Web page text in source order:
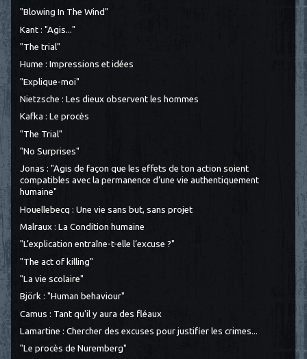
"Blowing In The Wind"
Kant : "Agis..."
"The trial"
Hume : Impressions et idées
"Explique-moi"
Nietzsche : Les dieux observent les hommes
Kafka : Le procès
"The Trial"
"No Surprises"
Jonas : "Agis de façon que les effets de ton action soient
compatibles avec la permanence d’une vie authentiquement
humaine"
Houellebecq : Une vie sans but, sans projet
Malraux : La Condition humaine
"L’explication entraîne-t-elle l’excuse ?"
"The act of killing"
"La vie scolaire"
Björk : "Human behaviour"
Camus : Tant qu'il y aura des fléaux
Lamartine : Chercher des excuses pour justifier les crimes...
"Le procès de Nuremberg"